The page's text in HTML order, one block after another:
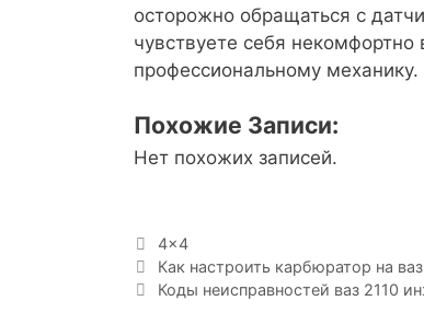
осторожно обращаться с
чувствуете себя
профессиональному механику.
Похожие Записи:
Нет похожих записей.
Р
у
б
4x4
Н
а
Как настроить карбюратор на
Коды неисправностей ваз 2110